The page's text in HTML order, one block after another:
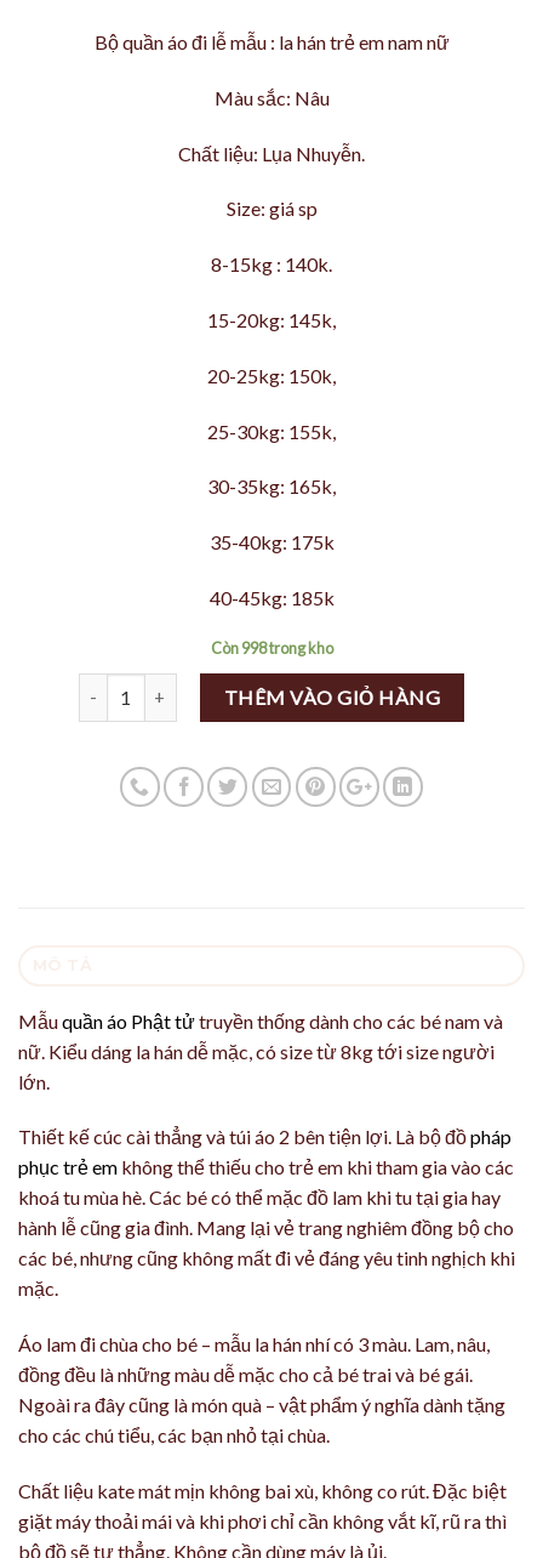
Bộ quần áo đi lễ mẫu : la hán trẻ em nam nữ
Màu sắc: Nâu
Chất liệu: Lụa Nhuyễn.
Size: giá sp
8-15kg : 140k.
15-20kg: 145k,
20-25kg: 150k,
25-30kg: 155k,
30-35kg: 165k,
35-40kg: 175k
40-45kg: 185k
Còn 998 trong kho
THÊM VÀO GIỎ HÀNG
Mẫuquần áo Phật tửtruyền thống dành cho các bé nam và
nữ. Kiểu dáng la hán dễ mặc, có size từ 8kg tới size người
lớn.
Thiết kế cúc cài thẳng và túi áo 2 bên tiện lợi. Là bộ đồpháp
phục trẻ em không thể thiếu cho trẻ em khi tham gia vào các
khoá tu mùa hè. Các bé có thể mặc đồ lam khi tu tại gia hay
hành lễ cũng gia đình. Mang lại vẻ trang nghiêm đồng bộ cho
các bé, nhưng cũng không mất đi vẻ đáng yêu tinh nghịch khi
mặc.
Áo lam đi chùa cho bé – mẫu la hán nhí có 3 màu. Lam, nâu,
đồng đều là những màu dễ mặc cho cả bé trai và bé gái.
Ngoài ra đây cũng là món quà – vật phẩm ý nghĩa dành tặng
cho các chú tiểu, các bạn nhỏ tại chùa.
Chất liệu kate mát mịn không bai xù, không co rút. Đặc biệt
giặt máy thoải mái và khi phơi chỉ cần không vắt kĩ, rũ ra thì
bộ đồ sẽ tự thẳng. Không cần dùng máy là ủi.